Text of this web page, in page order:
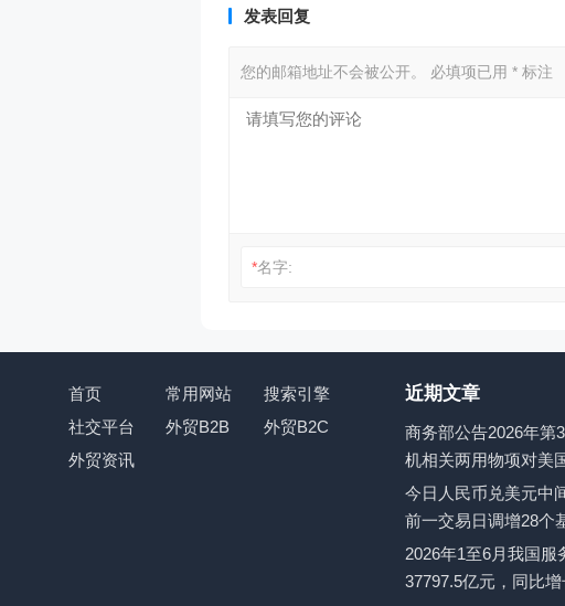
发表回复
您的邮箱地址不会被公开。 必填项已用 * 标注
*名字:
首页 常用网站
搜索引擎
社交平台
外贸B2B
外贸B2C
外贸资讯
近期文章
商务部公告2026年第
机相关两用物项对美
今日人民币兑美元中
前一交易日调增28个
2026年1至6月我国服
37797.5亿元，同比增